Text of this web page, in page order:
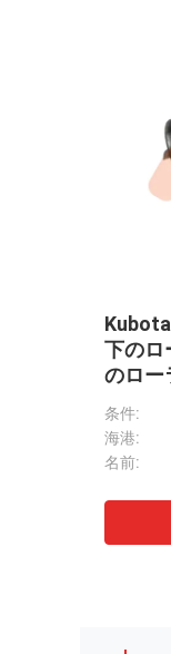
鋼鉄
モデル:
保証時間:
在庫あり: